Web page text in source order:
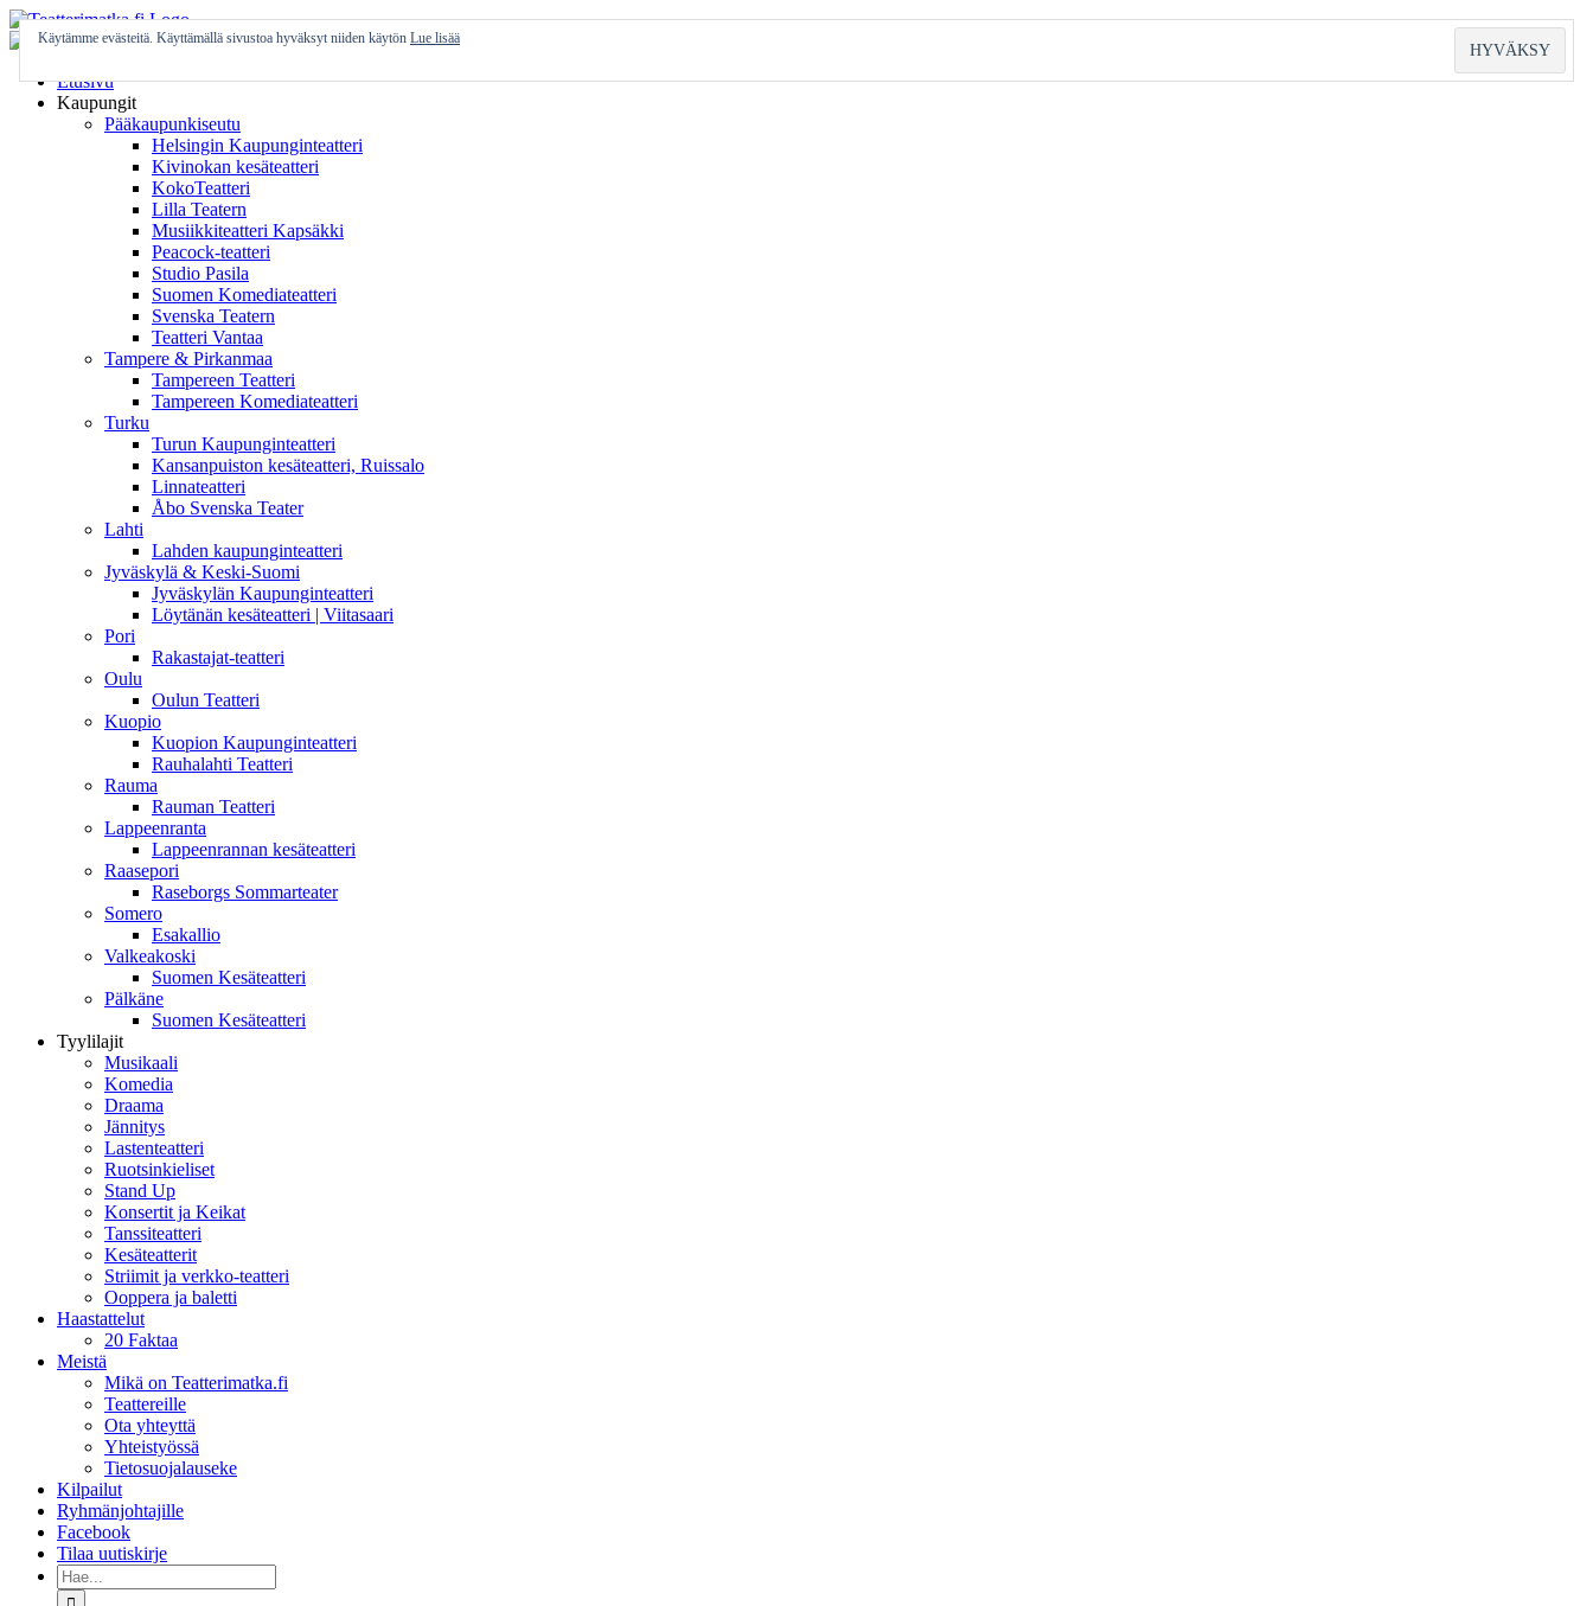
Skip
to
Etusivu
Kaupungit
Pääkaupunkiseutu
Helsingin Kaupunginteatteri
Kivinokan kesäteatteri
KokoTeatteri
Lilla Teatern
Musiikkiteatteri Kapsäkki
Peacock-teatteri
Studio Pasila
Suomen Komediateatteri
Svenska Teatern
Teatteri Vantaa
Tampere & Pirkanmaa
Tampereen Teatteri
Tampereen Komediateatteri
Turku
Turun Kaupunginteatteri
Kansanpuiston kesäteatteri, Ruissalo
Linnateatteri
Åbo Svenska Teater
Lahti
Lahden kaupunginteatteri
Jyväskylä & Keski-Suomi
Jyväskylän Kaupunginteatteri
Löytänän kesäteatteri | Viitasaari
Pori
Rakastajat-teatteri
Oulu
Oulun Teatteri
Kuopio
Kuopion Kaupunginteatteri
Rauhalahti Teatteri
Rauma
Rauman Teatteri
Lappeenranta
Lappeenrannan kesäteatteri
Raasepori
Raseborgs Sommarteater
Somero
Esakallio
Valkeakoski
Suomen Kesäteatteri
Pälkäne
Suomen Kesäteatteri
Tyylilajit
Musikaali
Komedia
Draama
Jännitys
Lastenteatteri
Ruotsinkieliset
Stand Up
Konsertit ja Keikat
Tanssiteatteri
Kesäteatterit
Striimit ja verkko-teatteri
Ooppera ja baletti
Haastattelut
20 Faktaa
Meistä
Mikä on Teatterimatka.fi
Teattereille
Ota yhteyttä
Yhteistyössä
Tietosuojalauseke
Kilpailut
Ryhmänjohtajille
Facebook
Tilaa uutiskirje
Etsi
...
Käytämme evästeitä. Käyttämällä sivustoa hyväksyt niiden käytön Lue lisää